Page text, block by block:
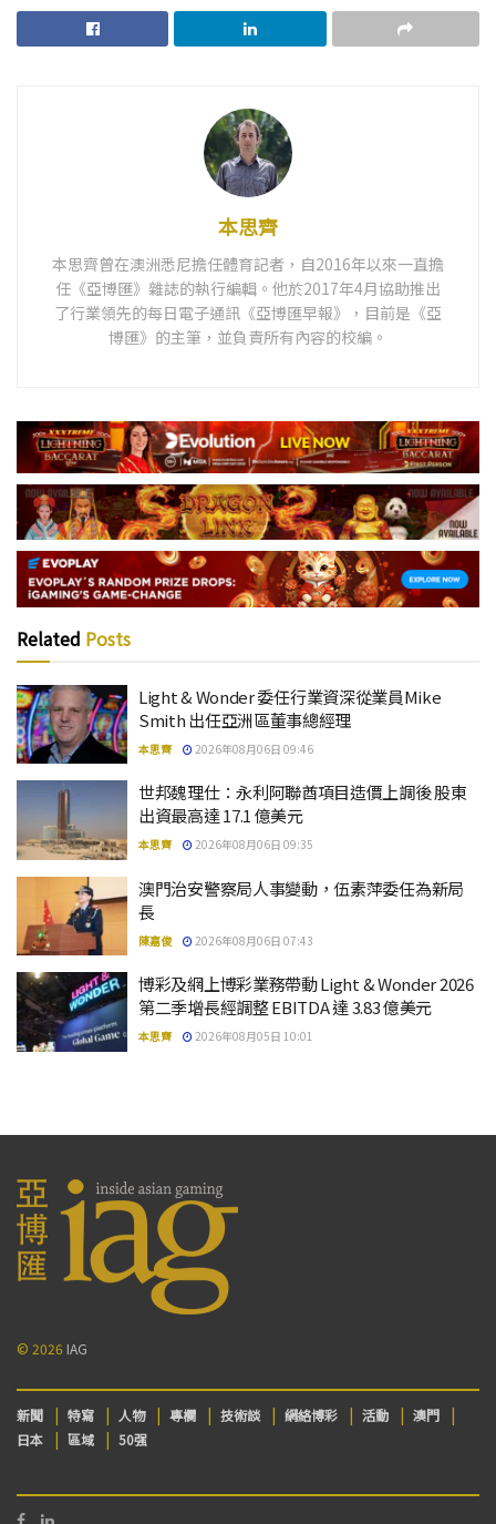
本思齊
本思齊曾在澳洲悉尼擔任體育記者，自2016年以來一直擔
任《亞博匯》雜誌的執行編輯。他於2017年4月協助推出
了行業領先的每日電子通訊《亞博匯早報》，目前是《亞
博匯》的主筆，並負責所有內容的校編。
Related Posts
Light & Wonder 委任行業資深從業員Mike
Smith 出任亞洲區董事總經理
本思齊 2026年08月06日 09:46
世邦魏理仕：永利阿聯酋項目造價上調後 股東
出資最高達 17.1 億美元
本思齊 2026年08月06日 09:35
澳門治安警察局人事變動，伍素萍委任為新局
長
陳嘉俊 2026年08月06日 07:43
博彩及網上博彩業務帶動 Light & Wonder 2026
第二季增長經調整 EBITDA 達 3.83 億美元
本思齊 2026年08月05日 10:01
© 2026 IAG
新聞 特寫 人物 專欄 技術談 網絡博彩 活動
澳門
日本
區域 50强